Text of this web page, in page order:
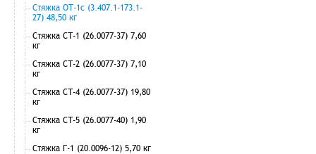
Стяжка ОТ-1с (3.407.1-173.1-
27) 48,50 кг
Стяжка СТ-1 (26.0077-37) 7,60
кг
Стяжка СТ-2 (26.0077-37) 7,10
кг
Стяжка СТ-4 (26.0077-37) 19,80
кг
Стяжка СТ-5 (26.0077-40) 1,90
кг
Стяжка Г-1 (20.0096-12) 5,70 кг